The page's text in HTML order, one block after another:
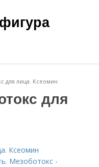
для лица. Ксеомин
для
Ксеомин
Мезоботокс -